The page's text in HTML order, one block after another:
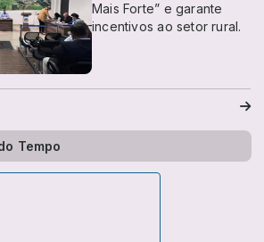
Mais Forte” e garante
incentivos ao setor rural.
Tempo